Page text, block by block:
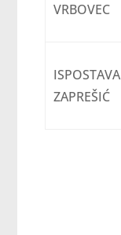
VRBOVEC
ISPOSTAVA
ZAPREŠIĆ